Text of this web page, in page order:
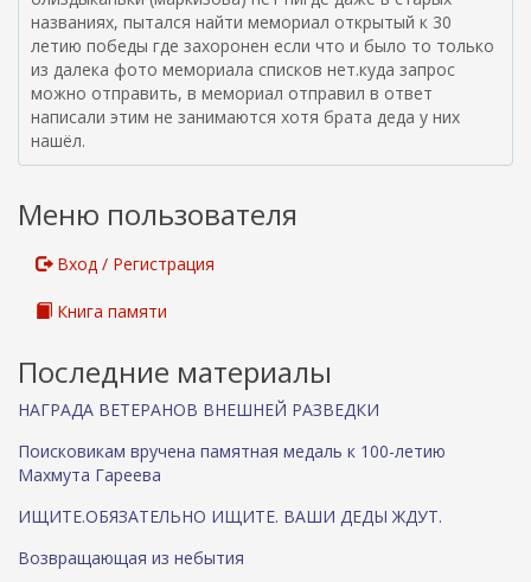
названиях, пытался найти мемориал открытый к 30
летию победы где захоронен если что и было то только
из далека фото мемориала списков нет.куда запрос
можно отправить, в мемориал отправил в ответ
написали этим не занимаются хотя брата деда у них
нашёл.
Меню пользователя
Вход / Регистрация
Книга памяти
Последние материалы
НАГРАДА ВЕТЕРАНОВ ВНЕШНЕЙ РАЗВЕДКИ
Поисковикам вручена памятная медаль к 100-летию
Махмута Гареева
ИЩИТЕ.ОБЯЗАТЕЛЬНО ИЩИТЕ. ВАШИ ДЕДЫ ЖДУТ.
Возвращающая из небытия